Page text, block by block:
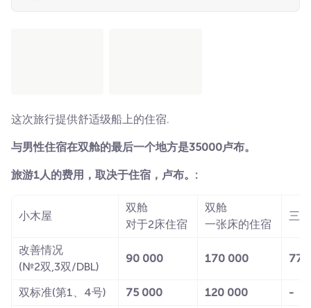
这次旅行提供舒适级船上的住宿.
与男性住宿在双舱的最后一个地方是35000卢布。
旅游1人的费用，取决于住宿，卢布。:
小木屋
双舱
对于2床住宿
双舱
一张床的住宿
三
改善情况
(№2双,3双/DBL)
90 000 170 000 77
双标准(第1、4号) 75 000 120 000
-